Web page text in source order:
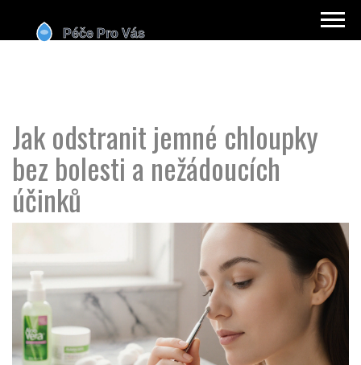
Jak odstranit jemné chloupky
bez bolesti a nežádoucích
účinků